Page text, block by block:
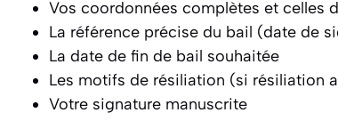
Vos coordonnées complètes et celles
La référence précise du bail (date de
La date de fin de bail souhaitée
Les motifs de résiliation (si résiliation
Votre signature manuscrite